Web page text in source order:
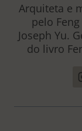
Arquiteta e
pelo
Joseph Yu.
do livro